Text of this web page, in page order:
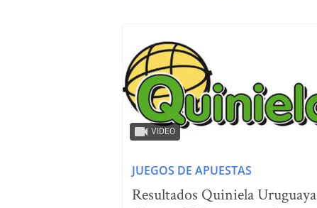
VIDEO
JUEGOS DE APUESTAS
Resultados Quiniela Uruguaya